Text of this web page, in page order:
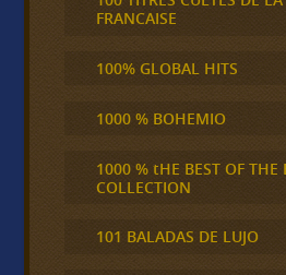
FRANCAISE
100% GLOBAL HITS
1000 % BOHEMIO
1000 % tHE BEST OF THE
COLLECTION
101 BALADAS DE LUJO